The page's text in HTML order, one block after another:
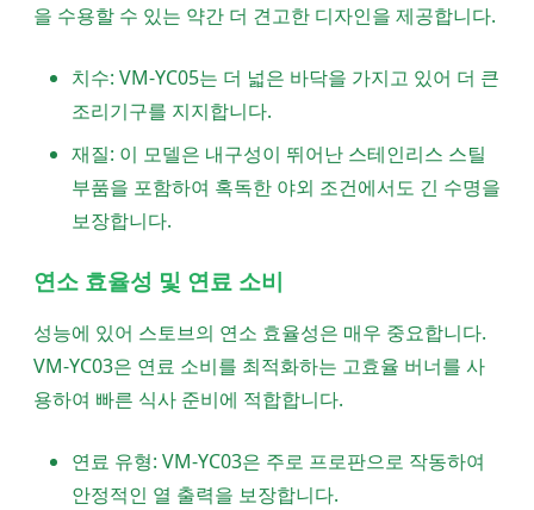
을 수용할 수 있는 약간 더 견고한 디자인을 제공합니다.
치수: VM-YC05는 더 넓은 바닥을 가지고 있어 더 큰
조리기구를 지지합니다.
재질: 이 모델은 내구성이 뛰어난 스테인리스 스틸
부품을 포함하여 혹독한 야외 조건에서도 긴 수명을
보장합니다.
연소 효율성 및 연료 소비
성능에 있어 스토브의 연소 효율성은 매우 중요합니다.
VM-YC03은 연료 소비를 최적화하는 고효율 버너를 사
용하여 빠른 식사 준비에 적합합니다.
연료 유형: VM-YC03은 주로 프로판으로 작동하여
안정적인 열 출력을 보장합니다.